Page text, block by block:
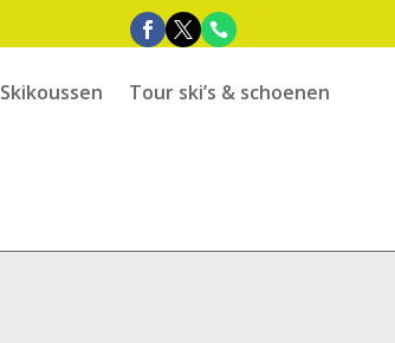
Skikoussen Tour ski’s & schoenen